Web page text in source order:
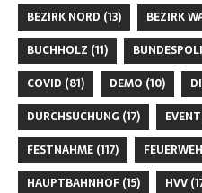
BEZIRK NORD (13) BEZIRK
BUCHHOLZ (11)
COVID (81) DEMO (10)
DURCHSUCHUNG (17) EVENT
FESTNAHME (117)
HAUPTBAHNHOF (15) HVV